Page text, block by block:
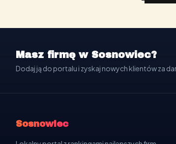
Masz firmę w Sosnowiec?
Dodaj ją do portalu i zyskaj nowych klientów za
Sosnowiec